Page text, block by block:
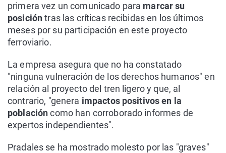
primera vez un comunicado para marcar su
posicióntras las críticas recibidas en los últimos
meses por su participación en este proyecto
ferroviario.
La empresa asegura que no ha constatado
"ninguna vulneración de los derechos humanos" en
relación al proyecto del tren ligero y que, al
contrario, "genera impactos positivos en la
poblacióncomo han corroborado informes de
expertos independientes".
Pradales se ha mostrado molesto por las "graves"